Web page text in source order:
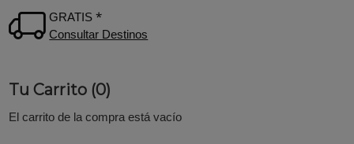
GRATIS *
Consultar Destinos
Tu Carrito (0)
El carrito de la compra está vacío